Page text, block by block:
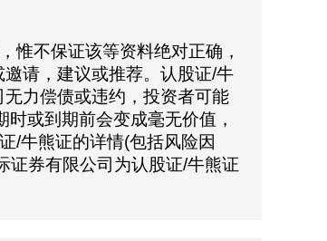
惟不保证该等资料绝对正确，
请，建议或推荐。认股证/牛
力偿债或违约，投资者可能
或到期前会变成毫无价值，
/牛熊证的详情(包括风险因
证券有限公司为认股证/牛熊证